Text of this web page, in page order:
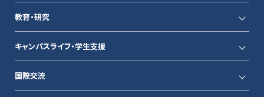
教育・研究
キャンパスライフ・学生支援
国際交流